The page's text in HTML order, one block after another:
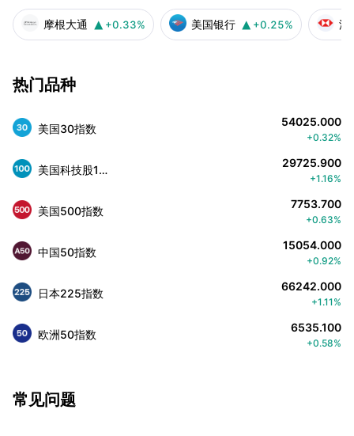
摩根大通  +0.33% 美国银行  +0.25% 汇
热门品种
美国30指数 54025.000
+0.32%
美国科技股100指数 29725.900
+1.16%
美国500指数 7753.700
+0.63%
中国50指数 15054.000
+0.92%
日本225指数 66242.000
+1.11%
欧洲50指数 6535.100
+0.58%
常见问题